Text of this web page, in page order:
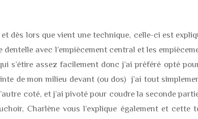
dès lors que vient une technique, celle-ci est
dentelle avec l’empiècement central et les
s’étire assez facilement donc j’ai préféré opté
de mon milieu devant (ou dos) j’ai tout
coté, et j’ai pivoté pour coudre la seconde
Charlène vous l’explique également et cette